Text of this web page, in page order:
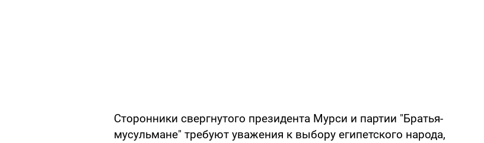
Сторонники свергнутого президента Мурси и партии "Братья-
мусульмане" требуют уважения к выбору египетского народа,